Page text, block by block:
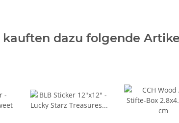
kauften dazu folgende